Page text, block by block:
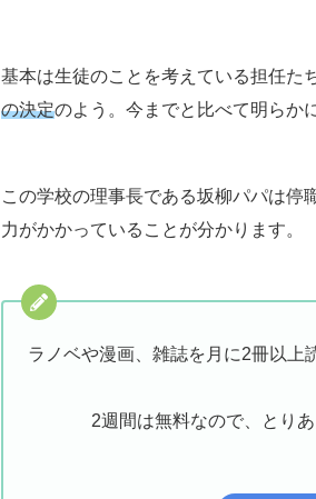
基本は生徒のことを考えている担任た
の決定のよう。今までと比べて明らか
この学校の理事長である坂柳パパは停
力がかかっていることが分かります。
ラノベや漫画、雑誌を月に2冊以上
2週間は無料なので、とり